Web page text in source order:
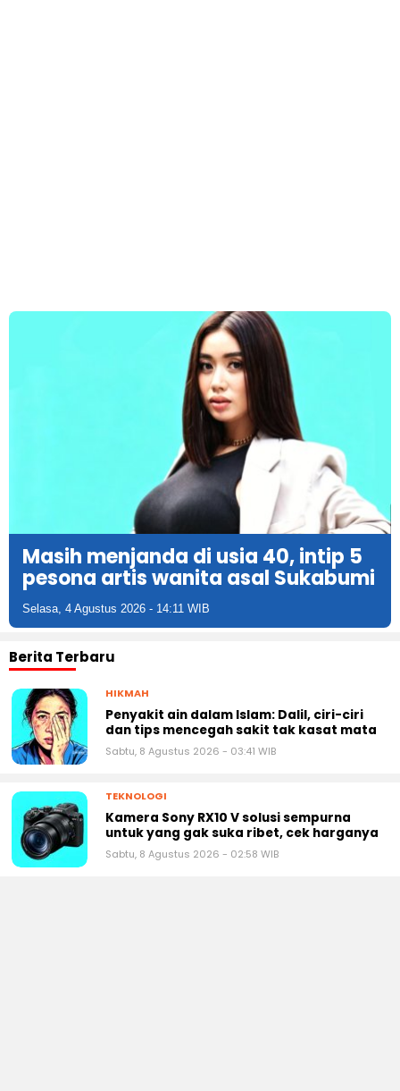
Masih menjanda di usia 40, intip 5
pesona artis wanita asal Sukabumi
Selasa, 4 Agustus 2026 - 14:11 WIB
Berita Terbaru
HIKMAH
Penyakit ain dalam Islam: Dalil, ciri-ciri
dan tips mencegah sakit tak kasat mata
Sabtu, 8 Agustus 2026 - 03:41 WIB
TEKNOLOGI
Kamera Sony RX10 V solusi sempurna
untuk yang gak suka ribet, cek harganya
Sabtu, 8 Agustus 2026 - 02:58 WIB